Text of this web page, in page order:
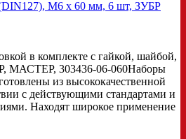
M6 x 60 мм, 6 шт, ЗУБР
в комплекте с гайкой, шайбой,
МАСТЕР, 303436-06-060Наборы
из высококачественной
с действующими стандартами и
Находят широкое применение